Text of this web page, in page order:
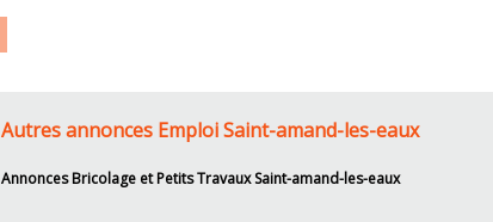
Autres annonces Emploi Saint-amand-les-eaux
Annonces Bricolage et Petits Travaux Saint-amand-les-eaux